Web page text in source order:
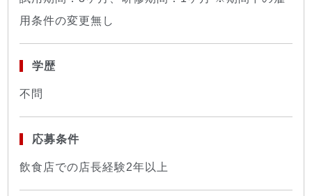
用条件の変更無し
学歴
不問
応募条件
飲食店での店長経験2年以上